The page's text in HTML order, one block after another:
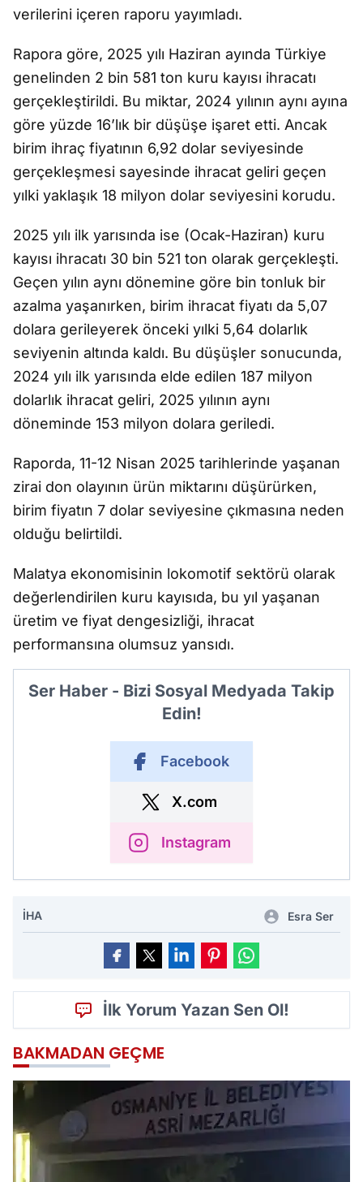
verilerini içeren raporu yayımladı.
Rapora göre, 2025 yılı Haziran ayında Türkiye
genelinden 2 bin 581 ton kuru kayısı ihracatı
gerçekleştirildi. Bu miktar, 2024 yılının aynı ayına
göre yüzde 16’lık bir düşüşe işaret etti. Ancak
birim ihraç fiyatının 6,92 dolar seviyesinde
gerçekleşmesi sayesinde ihracat geliri geçen
yılki yaklaşık 18 milyon dolar seviyesini korudu.
2025 yılı ilk yarısında ise (Ocak-Haziran) kuru
kayısı ihracatı 30 bin 521 ton olarak gerçekleşti.
Geçen yılın aynı dönemine göre bin tonluk bir
azalma yaşanırken, birim ihracat fiyatı da 5,07
dolara gerileyerek önceki yılki 5,64 dolarlık
seviyenin altında kaldı. Bu düşüşler sonucunda,
2024 yılı ilk yarısında elde edilen 187 milyon
dolarlık ihracat geliri, 2025 yılının aynı
döneminde 153 milyon dolara geriledi.
Raporda, 11-12 Nisan 2025 tarihlerinde yaşanan
zirai don olayının ürün miktarını düşürürken,
birim fiyatın 7 dolar seviyesine çıkmasına neden
olduğu belirtildi.
Malatya ekonomisinin lokomotif sektörü olarak
değerlendirilen kuru kayısıda, bu yıl yaşanan
üretim ve fiyat dengesizliği, ihracat
performansına olumsuz yansıdı.
Ser Haber - Bizi Sosyal Medyada Takip
Edin!
Facebook
X.com
Instagram
İHA Esra Ser
İlk Yorum Yazan Sen Ol!
BAKMADAN GEÇME